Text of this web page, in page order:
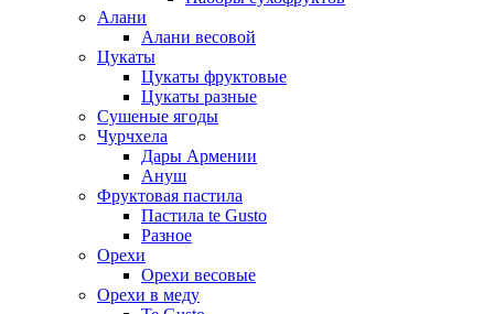
Алани
Алани весовой
Цукаты
Цукаты фруктовые
Цукаты разные
Сушеные ягоды
Чурчхела
Дары Армении
Ануш
Фруктовая пастила
Пастила te Gusto
Разное
Орехи
Орехи весовые
Орехи в меду